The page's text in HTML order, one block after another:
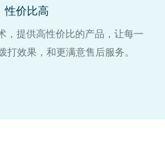
性价比高
，提供高性价比的产品，让每一
打效果，和更满意售后服务。